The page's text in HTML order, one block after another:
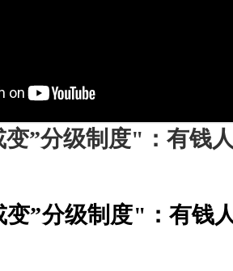
变”分级制度"：有钱
变”分级制度"：有钱